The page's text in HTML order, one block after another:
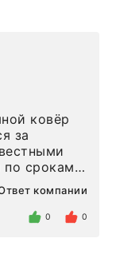
ковёр
за
срокам.
без
компании
0 0